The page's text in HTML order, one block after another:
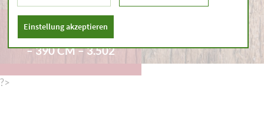
9.711.111.692 –
LACKIERT – LÄNGE 230
– 390 CM – 3.502
?>
Einstellung akzeptieren